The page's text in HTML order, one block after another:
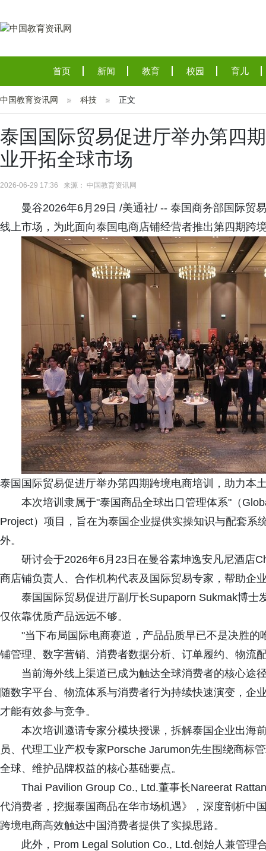
首页 新闻 教育 校园 育儿
中国教育资讯网 科技 正文
泰国国际贸易促进厅举办第四
业开拓全球市场
2026-06-29 17:36 来源： 中国教育资讯网
曼谷2026年6月29日 /美通社/ -- 泰国商务部国际贸
线上市场，为此面向泰国电商店铺经营者推出第四期跨
泰国国际贸易促进厅举办第四期跨境电商培训，助力本
本次培训隶属于"泰国商品全球出口管理体系"（
Project）项目，旨在为泰国企业提供实操知识与配套系
外。
研讨会于2026年6月23日在曼谷素坤逸安凡尼酒店
商店铺负责人、合作机构代表及国际贸易专家，帮助企
泰国国际贸易促进厅副厅长Supaporn Sukmak博
仅依靠优质产品远远不够。
"当下布局国际电商赛道，产品品质早已不是决胜
铺管理、数字营销、消费者数据分析、订单履约、物流
当前海外线上渠道已成为触达全球消费者的核心途
随数字平台、物流体系与消费者行为持续快速演变，企
才能有效参与竞争。
本次培训邀请专家分模块授课，拆解泰国企业出海
员、代理工业产权专家Porsche Jarumon先生围绕商标
全球、维护品牌权益的核心基础要点。
Thai Pavilion Group Co., Ltd.董事长Nareerat
代消费者，挖掘泰国商品在华市场机遇》，深度剖析中
跨境电商高效触达中国消费者提供了实操思路。
此外，Prom Legal Solution Co., Ltd.创始人兼管理